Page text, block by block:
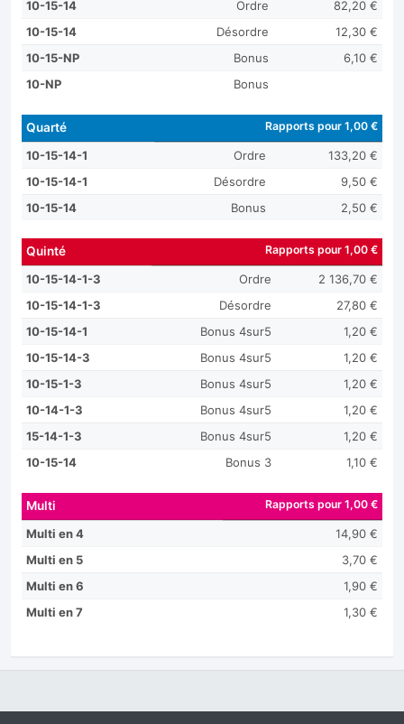
10-15-14 Ordre
82,20 €
10-15-14
Désordre
12,30 €
10-15-NP
Bonus
6,10 €
10-NP
Bonus
Quarté Rapports pour 1,00 €
10-15-14-1 Ordre
133,20 €
10-15-14-1
Désordre
9,50 €
10-15-14
Bonus 2,50 €
Quinté Rapports pour 1,00 €
10-15-14-1-3 Ordre
2 136,70 €
10-15-14-1-3
Désordre
27,80 €
10-15-14-1
Bonus 4sur5
1,20 €
10-15-14-3
Bonus 4sur5
1,20 €
10-15-1-3
Bonus 4sur5
1,20 €
10-14-1-3
Bonus 4sur5
1,20 €
15-14-1-3
Bonus 4sur5
1,20 €
10-15-14
Bonus 3 1,10 €
Multi Rapports pour 1,00 €
Multi en 4
14,90 €
Multi en 5
3,70 €
Multi en 6
1,90 €
Multi en 7
1,30 €